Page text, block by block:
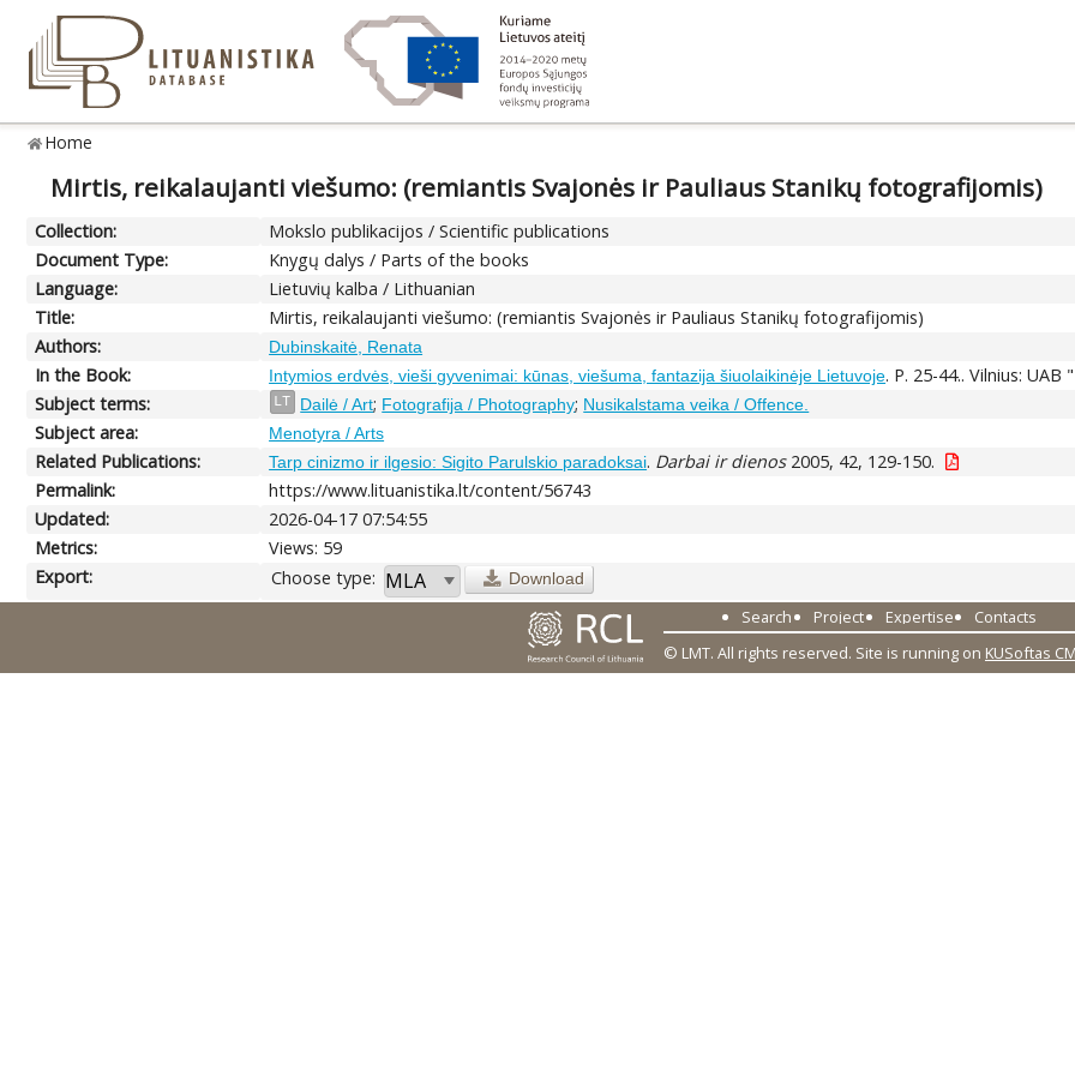
Home
Mirtis, reikalaujanti viešumo: (remiantis Svajonės ir Pauliaus Stanikų fotografijomis)
Collection:
Mokslo publikacijos / Scientific publications
Document Type:
Knygų dalys / Parts of the books
Language:
Lietuvių kalba / Lithuanian
Title:
Mirtis, reikalaujanti viešumo: (remiantis Svajonės ir Pauliaus Stanikų fotografijomis)
Authors:
Dubinskaitė, Renata
In the Book: Intymios erdvės, vieši gyvenimai: kūnas, viešuma, fantazija šiuolaikinėje Lietuvoje. P. 25-44.. Vilnius:
Subject terms:
LT Dailė / Art; Fotografija / Photography; Nusikalstama veika / Offence.
Subject area: Menotyra / Arts
Related Publications: Tarp cinizmo ir ilgesio: Sigito Parulskio paradoksai. Darbai ir dienos2005, 42, 129-150.
Permalink:
https://www.lituanistika.lt/content/56743
Updated:
2026-04-17 07:54:55
Metrics:
Views: 59
Export:
Choose type: Download
Search Project Expertise
Contacts
© LMT. All rights reserved. Site is running on KUSoftas